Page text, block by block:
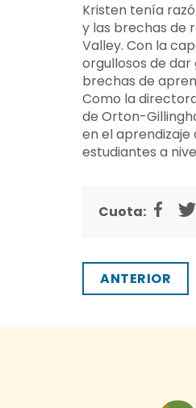
Kristen tenía
y las brechas de
Valley. Con la
orgullosos de
brechas de
Como la
de Orton-
en el aprendizaje
estudiantes a
Cuota:
ANTERIOR